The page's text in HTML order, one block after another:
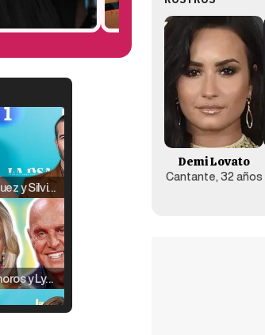
Raúl Rodríguez y Silvia Taulés nos cuentan su papel en 'La familia de la tele'
Kiko Matamoros y Lydia Lozano: "Nuestro público es de todas las edades y RTVE tiene un público muy pegado a las novelas, al que tenemos que captar"
Demi Lovato
Cantante, 32 años